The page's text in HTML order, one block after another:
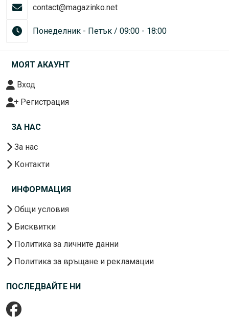
contact@magazinko.net
Понеделник - Петък / 09:00 - 18:00
МОЯТ АКАУНТ
Вход
Регистрация
ЗА НАС
За нас
Контакти
ИНФОРМАЦИЯ
Общи условия
Бисквитки
Политика за личните данни
Политика за връщане и рекламации
ПОСЛЕДВАЙТЕ НИ